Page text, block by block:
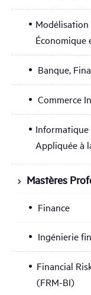
Économique
Banque,
Commerce
Appliquée à
Mastères
Finance
Ingénierie
Financial
(FRM-BI)